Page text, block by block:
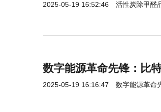
2025-05-19 16:52:46 活性炭除甲醛
数字能源革命先锋：比
2025-05-19 16:16:47 数字能源革命